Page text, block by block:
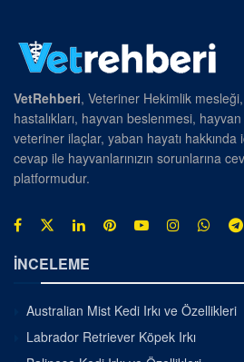
VetRehberi, Veteriner Hekimlik
hastalıkları, hayvan beslenmesi,
veteriner ilaçlar, yaban hayatı hakkında
cevap ile hayvanlarınızın sorunlarına
platformudur.
İNCELEME
Australian Mist Kedi Irkı ve Özellikleri
Labrador Retriever Köpek Irkı